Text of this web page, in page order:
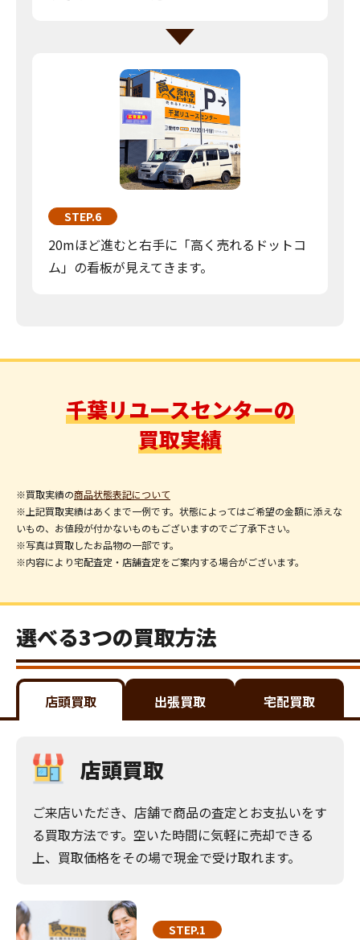
STEP.6
20mほど進むと右手に「高く売れるドットコ
ム」の看板が見えてきます。
千葉リユースセンターの
買取実績
※買取実績の商品状態表記について
※上記買取実績はあくまで一例です。状態によってはご希望の金額に添えな
いもの、お値段が付かないものもございますのでご了承下さい。
※写真は買取したお品物の一部です。
※内容により宅配査定・店舗査定をご案内する場合がございます。
選べる3つの買取方法
店頭買取 出張買取 宅配買取
店頭買取
ご来店いただき、店舗で商品の査定とお支払いをす
る買取方法です。空いた時間に気軽に売却できる
上、買取価格をその場で現金で受け取れます。
STEP.1